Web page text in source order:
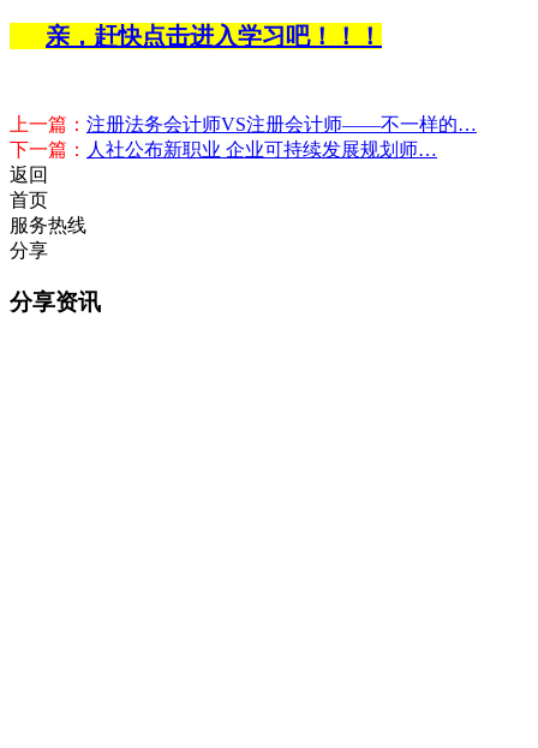
亲，赶快点击进入学习吧！！！
上一篇： 注册法务会计师VS注册会计师——不一样的…
下一篇： 人社公布新职业 企业可持续发展规划师‌…
返回
首页
服务热线
分享
分享资讯